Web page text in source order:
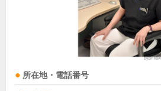
所在地・電話番号